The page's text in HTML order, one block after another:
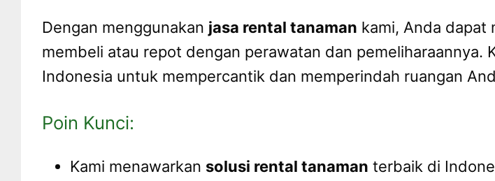
Dengan menggunakan jasa rental tanaman kami, Anda dapat
membeli atau repot dengan perawatan dan pemeliharaannya.
Indonesia untuk mempercantik dan memperindah ruangan
Poin Kunci:
Kami menawarkan solusi rental tanaman terbaik di